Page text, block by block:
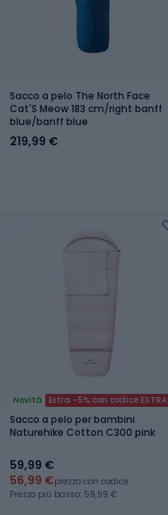
Sacco a pelo The North Face
Cat'S Meow 183 cm/right banff
blue/banff blue
219,99 €
Novità Extra -5% con codice EXTRA
Sacco a pelo per bambini
Naturehike Cotton C300 pink
59,99 €
56,99 €prezzo con codice
Prezzo più basso: 59,99 €